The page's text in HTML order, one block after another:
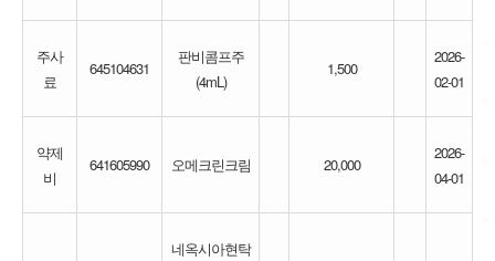
주사
료
645104631
판비콤프주
(4mL)
1,500
2026-
02-01
약제
비
641605990 오메크린크림 20,000
2026-
04-01
네옥시아현탁